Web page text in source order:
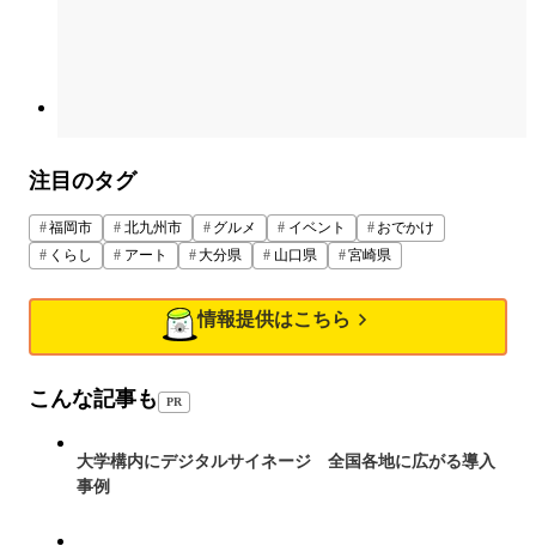
注目のタグ
福岡市 北九州市 グルメ イベント
おでかけ
くらし
アート 大分県 山口県 宮崎県
情報提供はこちら
こんな記事も PR
大学構内にデジタルサイネージ 全国各地に広がる導入
事例